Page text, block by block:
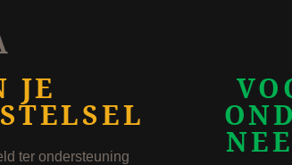
JE
ter ondersteuning